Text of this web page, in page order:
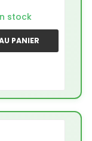
stock
PANIER